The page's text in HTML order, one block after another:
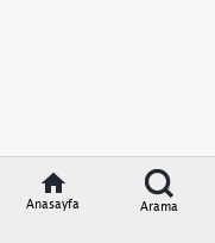
Anasayfa Arama